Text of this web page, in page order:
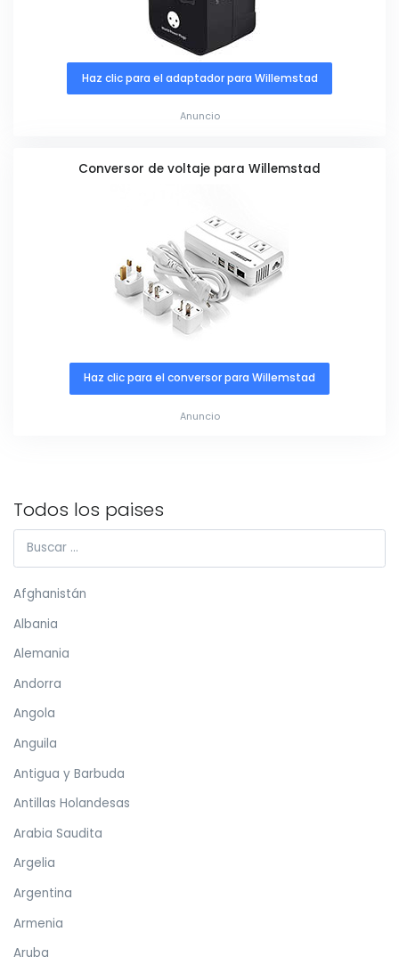
Haz clic para el adaptador para Willemstad
Anuncio
Conversor de voltaje para Willemstad
Haz clic para el conversor para Willemstad
Anuncio
Todos los paises
Afghanistán
Albania
Alemania
Andorra
Angola
Anguila
Antigua y Barbuda
Antillas Holandesas
Arabia Saudita
Argelia
Argentina
Armenia
Aruba